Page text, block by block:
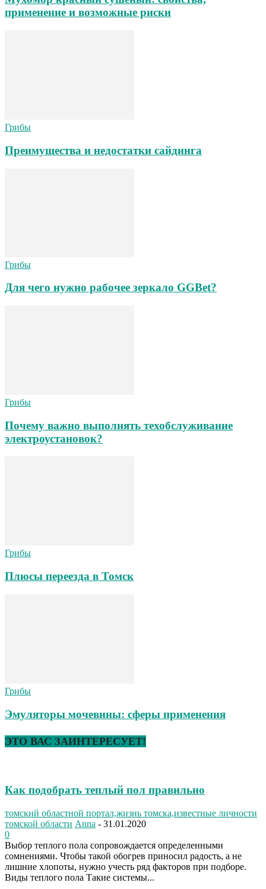
применение и возможные риски
Грибы
Преимущества и недостатки сайдинга
Грибы
Для чего нужно рабочее зеркало GGBet?
Грибы
Почему важно выполнять техобслуживание
электроустановок?
Грибы
Плюсы переезда в Томск
Грибы
Эмуляторы мочевины: сферы применения
ЭТО ВАС ЗАИНТЕРЕСУЕТ!
Как подобрать теплый пол правильно
томский областной портал,жизнь томска,известные личности
томской области Anna - 31.01.2020
0
Выбор теплого пола сопровождается определенными
сомнениями. Чтобы такой обогрев приносил радость, а не
лишние хлопоты, нужно учесть ряд факторов при подборе.
Виды теплого пола Такие системы...